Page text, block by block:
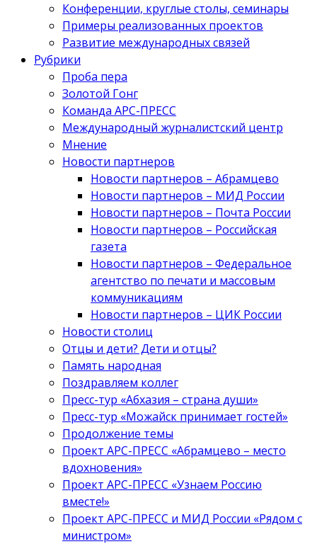
Конференции, круглые столы, семинары
Примеры реализованных проектов
Развитие международных связей
Рубрики
Проба пера
Золотой Гонг
Команда АРС-ПРЕСС
Международный журналистский центр
Мнение
Новости партнеров
Новости партнеров – Абрамцево
Новости партнеров – МИД России
Новости партнеров – Почта России
Новости партнеров – Российская
газета
Новости партнеров – Федеральное
агентство по печати и массовым
коммуникациям
Новости партнеров – ЦИК России
Новости столиц
Отцы и дети? Дети и отцы?
Память народная
Поздравляем коллег
Пресс-тур «Абхазия – страна души»
Пресс-тур «Можайск принимает гостей»
Продолжение темы
Проект АРС-ПРЕСС «Абрамцево – место
вдохновения»
Проект АРС-ПРЕСС «Узнаем Россию
вместе!»
Проект АРС-ПРЕСС и МИД России «Рядом с
министром»